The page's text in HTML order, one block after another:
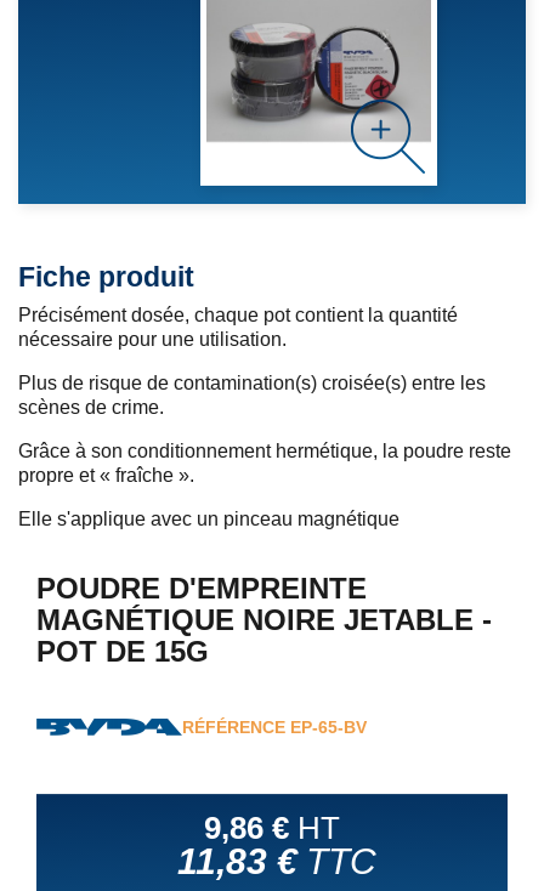
Fiche produit
Précisément dosée, chaque pot contient la quantité
nécessaire pour une utilisation.
Plus de risque de contamination(s) croisée(s) entre les
scènes de crime.
Grâce à son conditionnement hermétique, la poudre reste
propre et « fraîche ».
Elle s'applique avec un pinceau magnétique
POUDRE D'EMPREINTE
MAGNÉTIQUE NOIRE JETABLE -
POT DE 15G
RÉFÉRENCE EP-65-BV
9,86 € HT
11,83 € TTC